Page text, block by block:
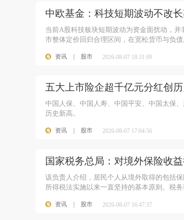
中欧基金：科技短期波动不改
当前A股科技板块短期波动为资金面扰动，
市整体定价回归合理区间，在宽松货币与负
资讯 股市 2026-08-07 18:31:09
五大上市险企超千亿元分红创
中国人保、中国人寿、中国平安、中国太保
历史新高。
资讯 股市 2026-08-07 17:04:56
国家税务总局：对境外保险收
该负责人介绍，居民个人从境外取得的包括
所得税法实施以来一直坚持的基本原则。税
资讯 股市 2026-08-07 16:47:37